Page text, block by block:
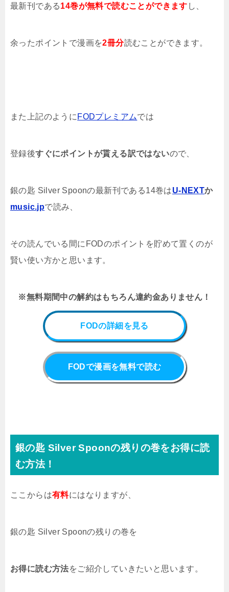
最新刊である14巻が無料で読むことができます し、
余ったポイントで漫画を2冊分読むことができます。
また上記のように FODプレミアムでは
登録後すぐにポイントが貰える訳ではないので、
銀の匙 Silver Spoonの最新刊である14巻はU-NEXTか
music.jpで読み、
その読んでいる間にFODのポイントを貯めて置くのが
賢い使い方かと思います。
※無料期間中の解約はもちろん違約金ありません！
FODの詳細を見る
FODで漫画を無料で読む
銀の匙 Silver Spoonの残りの巻をお得に読
む方法！
ここからは有料にはなりますが、
銀の匙 Silver Spoonの残りの巻を
お得に読む方法をご紹介していきたいと思います。